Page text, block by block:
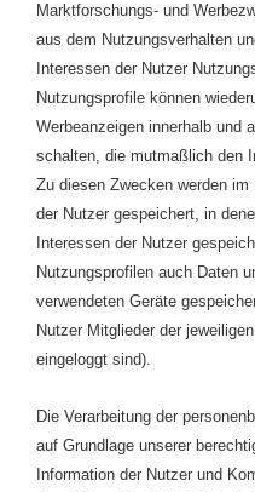
Marktforschungs- und
aus dem Nutzungsverhalten
Interessen der Nutzer
Nutzungsprofile können
Werbeanzeigen innerhalb und
schalten, die mutmaßlich den
Zu diesen Zwecken werden
der Nutzer gespeichert, in
Interessen der Nutzer
Nutzungsprofilen auch Daten
verwendeten Geräte
Nutzer Mitglieder der
eingeloggt sind).
Die Verarbeitung der
auf Grundlage unserer
Information der Nutzer und